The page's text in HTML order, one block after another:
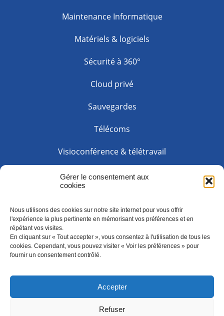
Gérer le consentement aux
cookies
Nous utilisons des cookies sur notre site internet pour vous offrir
l'expérience la plus pertinente en mémorisant vos préférences et en
répétant vos visites.
En cliquant sur « Tout accepter », vous consentez à l'utilisation de tous les
cookies. Cependant, vous pouvez visiter « Voir les préférences » pour
fournir un consentement contrôlé.
Accepter
Refuser
Maintenance Informatique
Matériels & logiciels
Sécurité à 360°
Cloud privé
Sauvegardes
Télécoms
Visioconférence & télétravail
Web solution
Lundi à vendredi: 09h00 à 18h00
Samedi et dimanche: Fermé